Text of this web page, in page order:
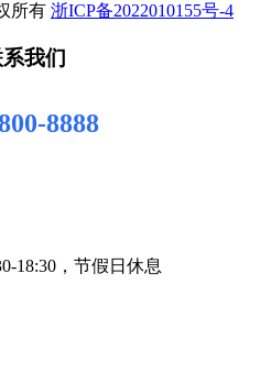
所有 浙ICP备2022010155号-4
我们
8888
18:30，节假日休息